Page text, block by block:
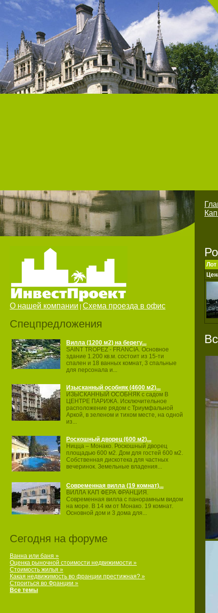
О нашей компании Схема проезда в офис
Спецпредложения
Вилла (1200 м2) на берегу...
SAINT TROPEZ ‐ FRANCIA. Основное
здание 1.200 кв.м. состоит из 15‐ти
спален и 18 ванных комнат, 3 спальные
для персонала и...
Изысканный особняк (4600 м2)...
ИЗЫСКАННЫЙ ОСОБНЯК с садом В
ЦЕНТРЕ ПАРИЖА. Исключительное
расположение рядом с Триумфальной
Аркой, в зеленом и тихом месте, на одной
из...
Роскошный дворец (600 м2)...
Ницца – Монако. Роскошный дворец
площадью 600 м2. Дом для гостей 600 м2.
Собственная дискотека для частных
вечеринок. Земельные владения...
Современная вилла (19 комнат)...
ВИЛЛА КАП ФЕРА ФРАНЦИЯ.
Современная вилла с панорамным видом
на море. В 14 км от Монако. 19 комнат.
Основной дом и 3 дома для...
Сегодня на форуме
Ванна или баня »
Оценка рыночной стоимости недвижимости »
Стоимость жилья »
Какая недвижимость во франции престижная? »
Строиться во Франции »
Все темы